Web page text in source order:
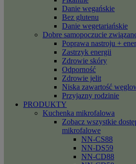
Danie wegańskie
Bez glutenu
Danie wegetariańskie
Dobre samopoczucie
Poprawa nastroju +
Zastrzyk energii
Zdrowie skóry
Odporność
Zdrowie jelit
Niska zawartość
Przyjazny rodzinie
PRODUKTY
Kuchenka mikrofalowa
Zobacz wszystkie
mikrofalowe
NN-CS88
NN-DS59
NN-CD88